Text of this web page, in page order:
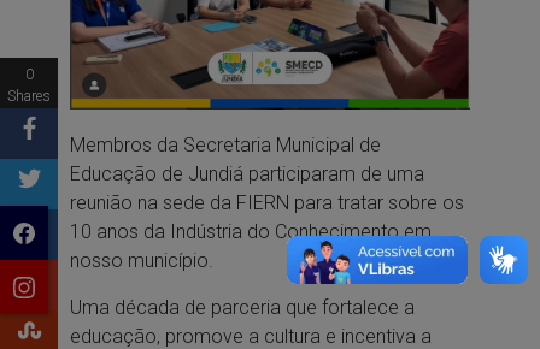
Membros da Secretaria Municipal de
Educação de Jundiá participaram de uma
reunião na sede da FIERN para tratar sobre os
10 anos da Indústria do Conhecimento em
nosso município.
Uma década de parceria que fortalece a
educação, promove a cultura e incentiva a
0
Shares